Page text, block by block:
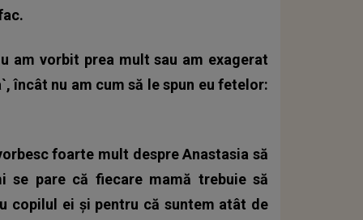
am vorbit prea mult sau am exagerat
încât nu am cum să le spun eu fetelor:
foarte mult despre Anastasia să
se pare că fiecare mamă trebuie să
copilul ei și pentru că suntem atât de